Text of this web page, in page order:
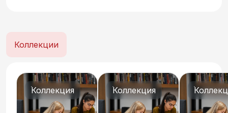
Коллекции
Коллекция Коллекция